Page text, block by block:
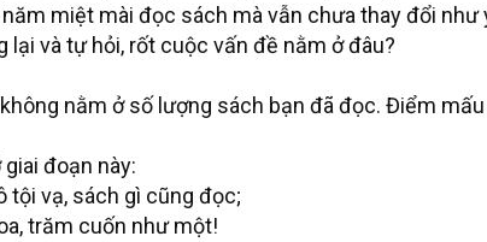
miệt mài đọc sách mà vẫn chưa thay đổi như
lại và tự hỏi, rốt cuộc vấn đề nằm ở đâu?
nằm ở số lượng sách bạn đã đọc. Điểm
đoạn này:
vạ, sách gì cũng đọc;
trăm cuốn như một!